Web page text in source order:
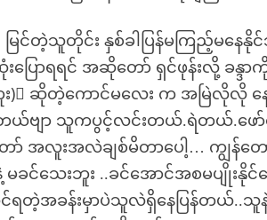
င်တဲ့သူတိုင်း နှစ်ခါပြန်မကြည့်မနေနို
ြောရရင် အဆိုတော် ရှင်ဖုန်းလို့ ခန္ဒာ
း ဆိုတဲ့ကောင်မလေး က အမြဲလိုလို န
တယ်ဗျာ သူကပွင့်လင်းတယ်.ရဲတယ်.ဖေ
အလူးအလဲချစ်မိတာပေါ့… ကျွန်တေ
င်သေးဘူး ..ခင်အောင်အစမပျိုးနို
အခန်းမှာပဲသူလဲရှိနေပြန်တယ်..သူနဲ့